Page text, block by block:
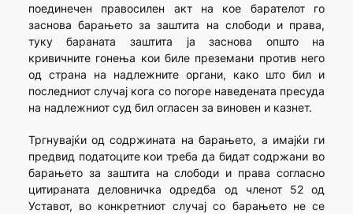
поединечен правосилен акт на кое барателот го
заснова барањето за заштита на слободи и права,
туку бараната заштита ја заснова општо на
кривичните гонења кои биле преземани против него
од страна на надлежните органи, како што бил и
последниот случај кога со погоре наведената пресуда
на надлежниот суд бил огласен за виновен и казнет.
Тргнувајќи од содржината на барањето, а имајќи ги
предвид податоците кои треба да бидат содржани во
барањето за заштита на слободи и права согласно
цитираната деловничка одредба од членот 52 од
Уставот, во конкретниот случај со барањето не се